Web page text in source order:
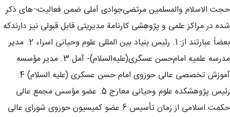
حجت الاسلام والمسلمین مرتضی‌جوادی آملی ضمن فعالیت¬های ذکر
شده در مراکز علمی و پژوهشی کارنامة مدیریتی قابل قبولی نیز دارندکه
بعضاً عبارتند از: 1. رئیس بنیاد بین المللی علوم وحیانی اسراء 2. مدیر
مدرسه علمیه امام‌حسن عسگری‌(علیه‌السلام)- آمل 3. مدیر مؤسسه
آموزش تخصصی عالی حوزوی امام حسن عسکری (علیه السلام) 4.
رئیس پژوهشکده علوم وحیانی معارج 5. عضو مؤسس مجمع عالی
حکمت اسلامی از زمان تأسیس 6.عضو کمیسیون حوزوی شورای عالی